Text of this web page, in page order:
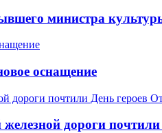
министра
оснащение
дороги почтили